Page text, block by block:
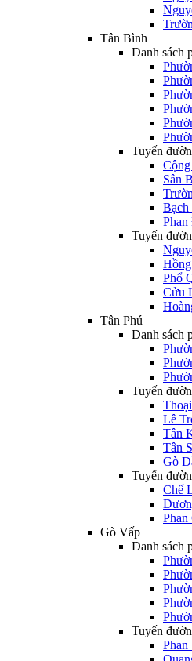
Tân Bình
Danh sách
Tuyến
Sân
Tuyến
Phổ
Cửu
Tân Phú
Danh sách
Tuyến
Lê
Tân
Tân
Gò
Tuyến
Chế
Phan
Gò Vấp
Danh sách
Tuyến
Phan